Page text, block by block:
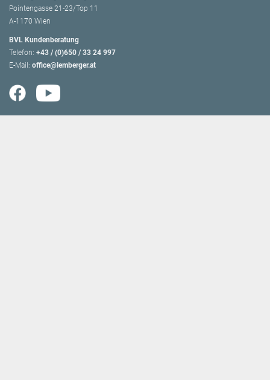
Pointengasse 21-23/Top 11
A-1170 Wien
BVL Kundenberatung
Telefon: +43 / (0)650 / 33 24 997
E-Mail: office@lemberger.at